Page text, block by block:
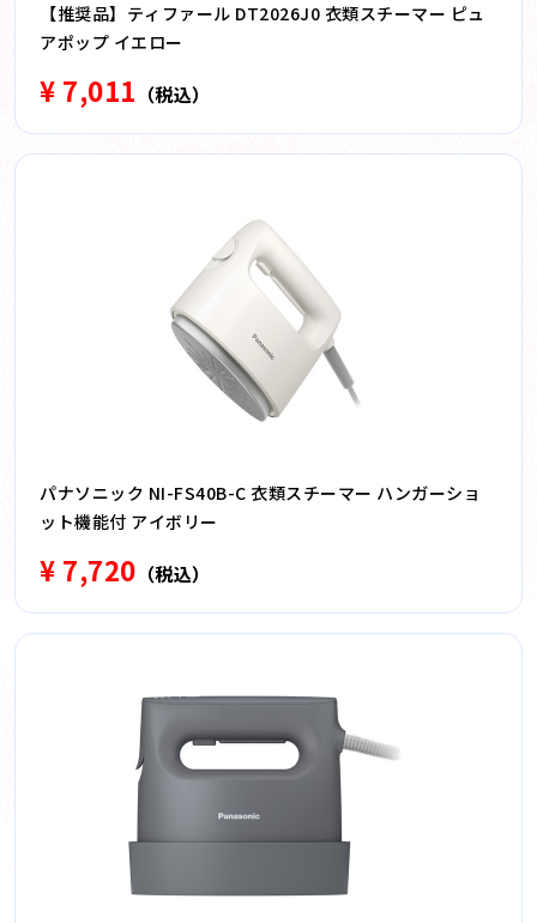
【推奨品】ティファール DT2026J0 衣類スチーマー ピュ
アポップ イエロー
¥ 7,011 （税込）
パナソニック NI-FS40B-C 衣類スチーマー ハンガーショ
ット機能付 アイボリー
¥ 7,720 （税込）